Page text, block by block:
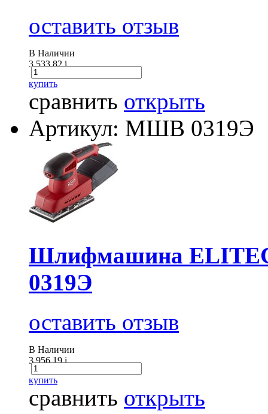
оставить отзыв
В Наличии
3 533.82i
купить
сравнить открыть
Артикул: МШВ 0319Э
Шлифмашина
0319Э
оставить отзыв
В Наличии
3 956.19i
купить
сравнить открыть